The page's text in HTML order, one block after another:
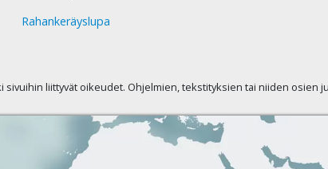
Rahankeräyslupa
sivuihin liittyvät oikeudet. Ohjelmien, tekstityksien tai niiden osien